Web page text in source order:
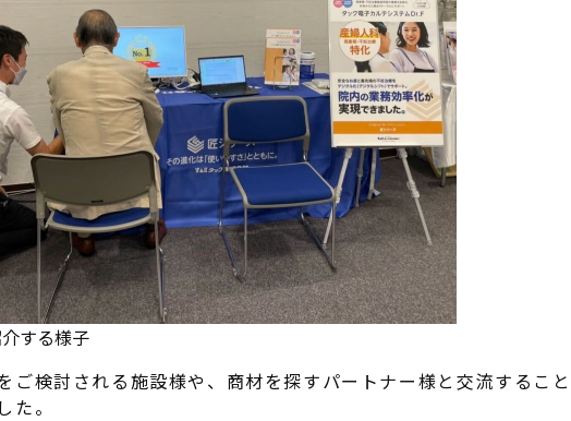
する様子
ご検討される施設様や、商材を探すパートナー様と交流すること
た。